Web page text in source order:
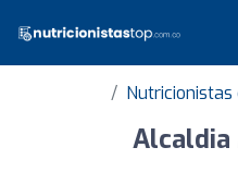
Nutricionistas
Alcaldia